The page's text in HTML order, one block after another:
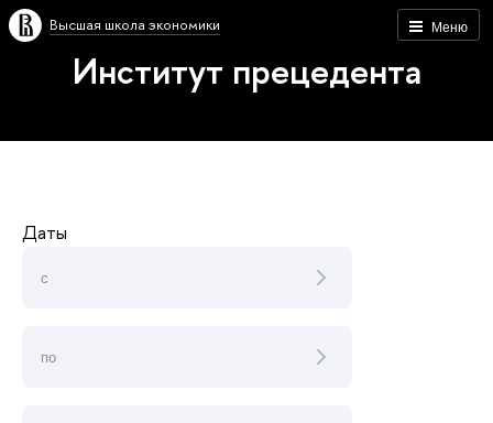
Меню
Высшая школа экономики
Институт прецедента
Даты